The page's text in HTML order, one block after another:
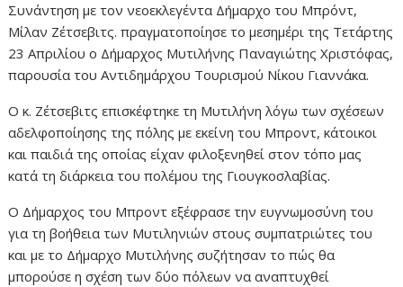
Συνάντηση με τον νεοεκλεγέντα Δήμαρχο του Μπρόντ,
Μίλαν Ζέτσεβιτς. πραγματοποίησε το μεσημέρι της Τετάρτης
23 Απριλίου ο Δήμαρχος Μυτιλήνης Παναγιώτης Χριστόφας,
παρουσία του Αντιδημάρχου Τουρισμού Νίκου Γιαννάκα.
Ο κ. Ζέτσεβιτς επισκέφτηκε τη Μυτιλήνη λόγω των σχέσεων
αδελφοποίησης της πόλης με εκείνη του Μπροντ, κάτοικοι
και παιδιά της οποίας είχαν φιλοξενηθεί στον τόπο μας
κατά τη διάρκεια του πολέμου της Γιουγκοσλαβίας.
Ο Δήμαρχος του Μπροντ εξέφρασε την ευγνωμοσύνη του
για τη βοήθεια των Μυτιληνιών στους συμπατριώτες του
και με το Δήμαρχο Μυτιλήνης συζήτησαν το πώς θα
μπορούσε η σχέση των δύο πόλεων να αναπτυχθεί